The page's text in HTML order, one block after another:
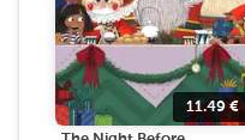
11.49€